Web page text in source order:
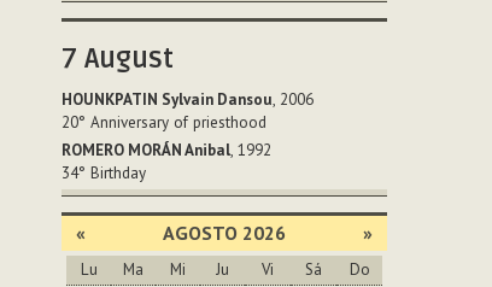
7 August
HOUNKPATIN Sylvain Dansou, 2006
20° Anniversary of priesthood
ROMERO MORÁN Anibal, 1992
34° Birthday
« AGOSTO 2026 »
Lu Ma Mi Ju Vi Sá Do